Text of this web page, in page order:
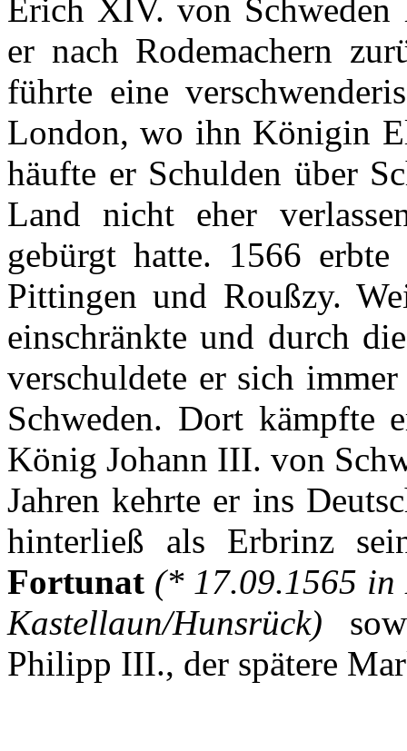
Erich XIV. von Schweden
er nach Rodemachern
führte eine
London,wo ihn Königin
häufte er Schulden über
Landnicht eher
gebürgt hatte. 1566 erbte
Pittingen und Roußzy.
einschränkte und durch
verschuldete er sich immer
Schweden. Dort kämpfte
König Johann III. von
Jahren kehrte er ins
hinterließ
als Erbrinz
Fortunat (* 17.09.1565
Kastellaun/Hunsrück)
Philipp III., der spätere